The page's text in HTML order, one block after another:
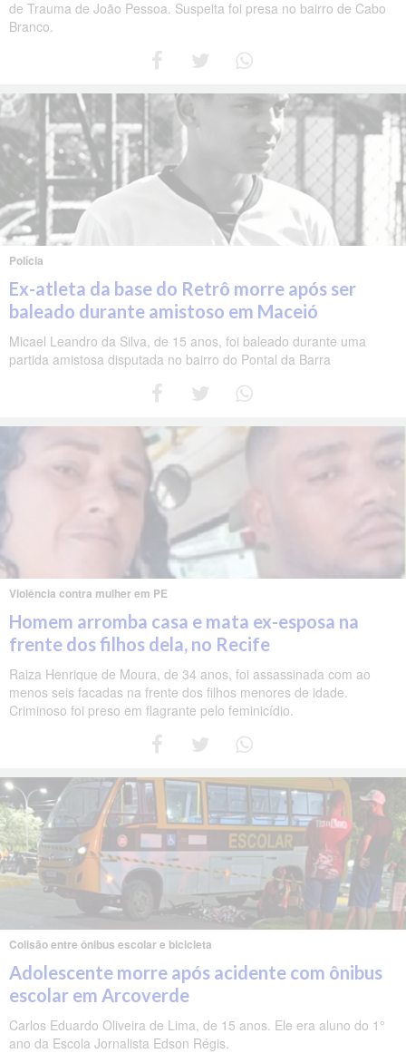
de Trauma de João Pessoa. Suspeita foi presa no bairro de Cabo
Branco.
Polícia
Ex-atleta da base do Retrô morre após ser
baleado durante amistoso em Maceió
Micael Leandro da Silva, de 15 anos, foi baleado durante uma
partida amistosa disputada no bairro do Pontal da Barra
Violência contra mulher em PE
Homem arromba casa e mata ex-esposa na
frente dos filhos dela, no Recife
Raiza Henrique de Moura, de 34 anos, foi assassinada com ao
menos seis facadas na frente dos filhos menores de idade.
Criminoso foi preso em flagrante pelo feminicídio.
Colisão entre ônibus escolar e bicicleta
Adolescente morre após acidente com ônibus
escolar em Arcoverde
Carlos Eduardo Oliveira de Lima, de 15 anos. Ele era aluno do 1°
ano da Escola Jornalista Edson Régis.